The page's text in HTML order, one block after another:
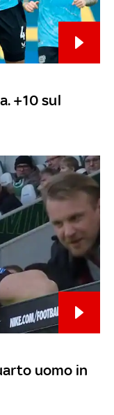
+10 sul
uomo in